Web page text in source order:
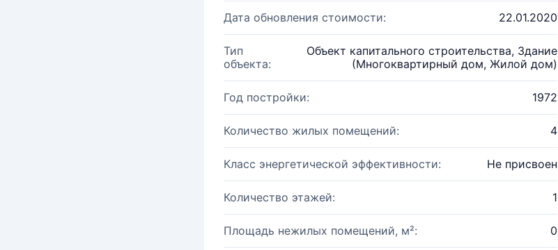
Дата обновления стоимости: 22.01.2020
Тип
объекта:
Объект капитального строительства, Здание
(Многоквартирный дом, Жилой дом)
Год постройки: 1972
Количество жилых помещений: 4
Класс энергетической эффективности: Не присвоен
Количество этажей: 1
Площадь нежилых помещений, м²: 0